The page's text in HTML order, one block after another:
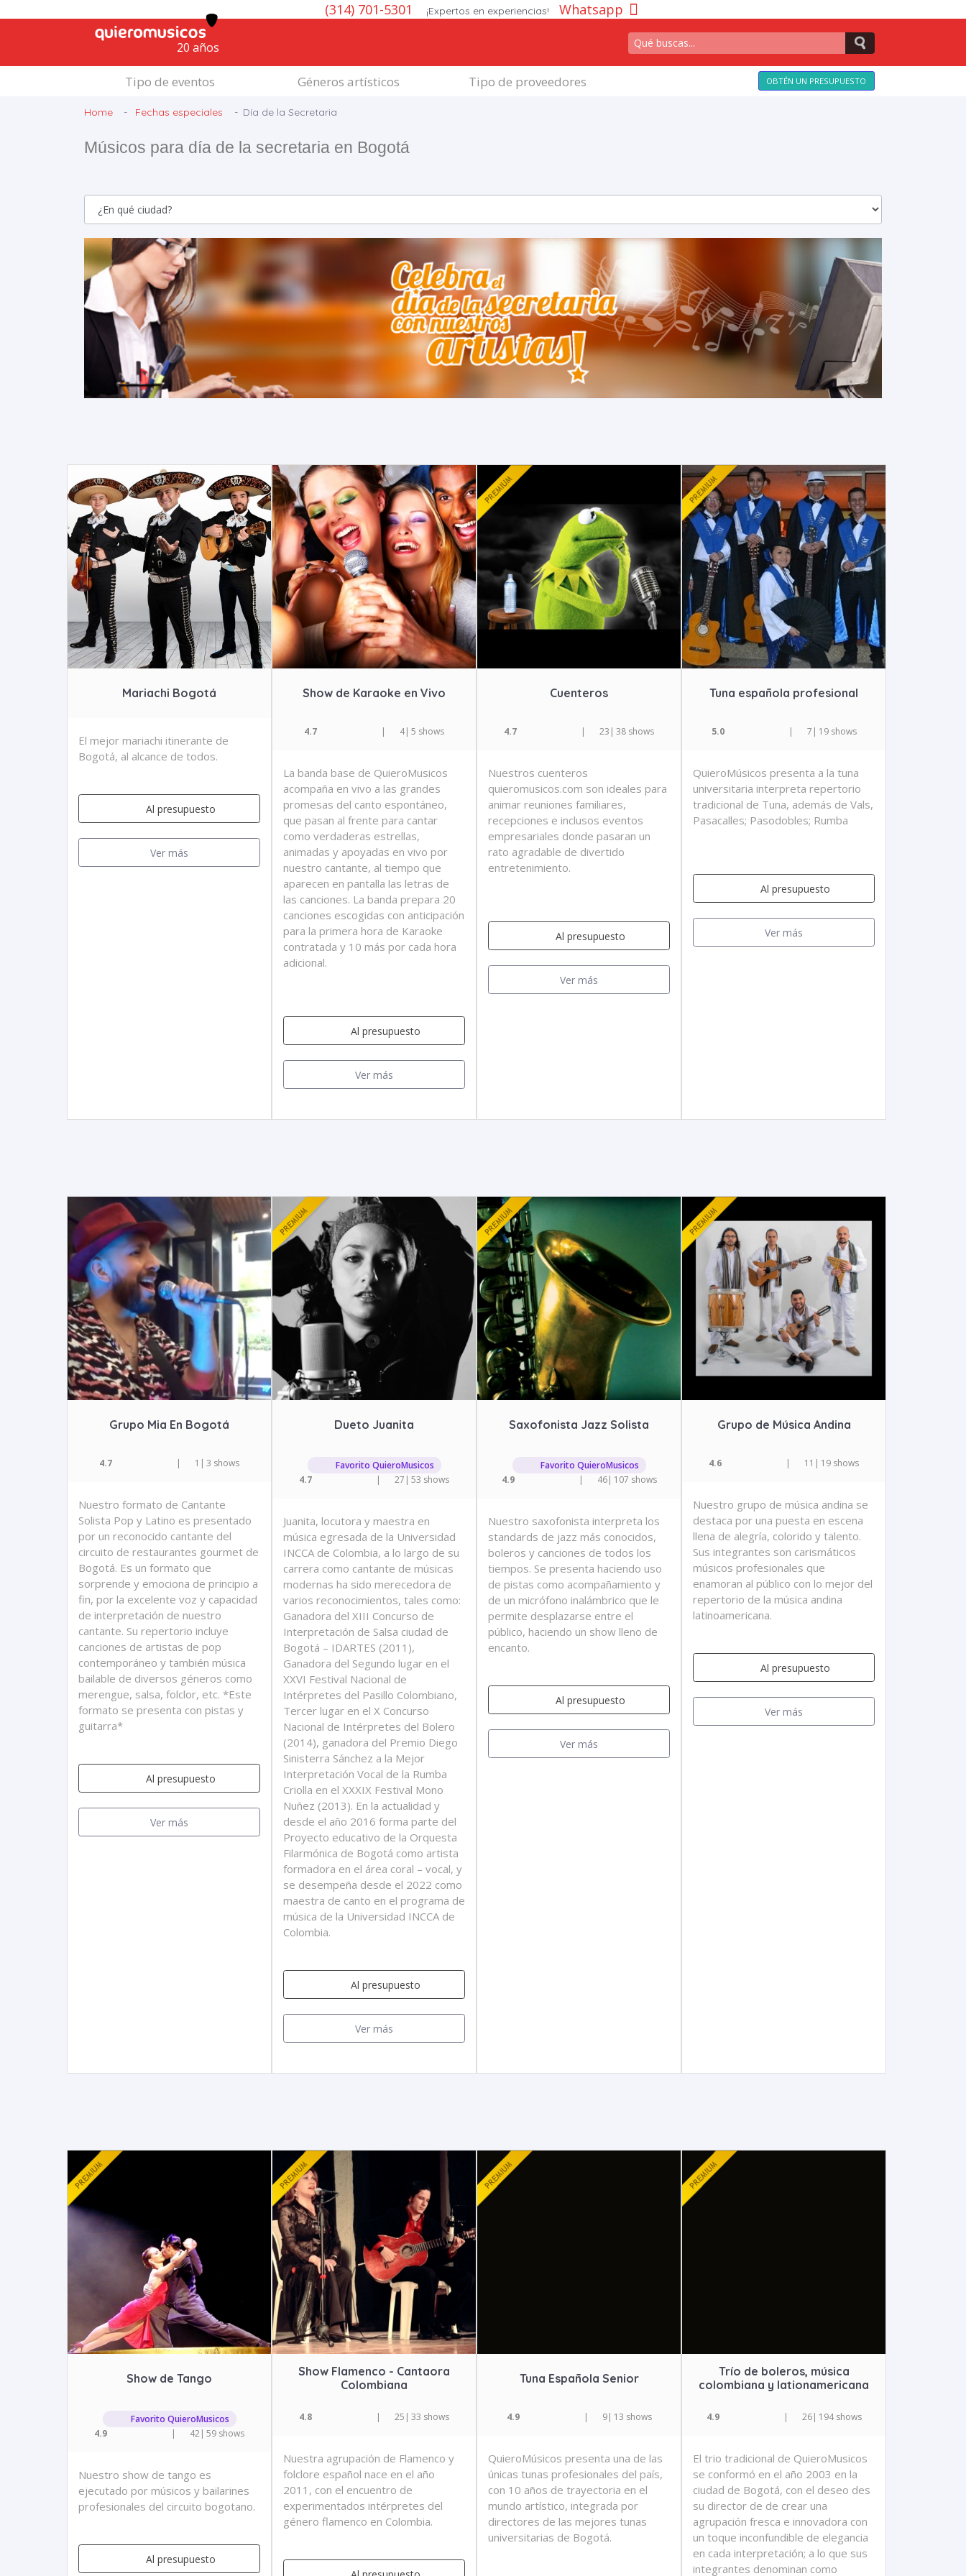
(314) 701-5301 ¡Expertos en experiencias! Whatsapp
20 años
Tipo de eventos Géneros artísticos Tipo de proveedores OBTÉN UN PRESUPUESTO
Home Fechas especiales Día de la Secretaria
Músicos para día de la secretaria en Bogotá
Mariachi Bogotá
El mejor mariachi itinerante de
Bogotá, al alcance de todos.
Al presupuesto
Ver más
Show de Karaoke en Vivo
4.7 | 4| 5 shows
La banda base de QuieroMusicos
acompaña en vivo a las grandes
promesas del canto espontáneo,
que pasan al frente para cantar
como verdaderas estrellas,
animadas y apoyadas en vivo por
nuestro cantante, al tiempo que
aparecen en pantalla las letras de
las canciones. La banda prepara 20
canciones escogidas con anticipación
para la primera hora de Karaoke
contratada y 10 más por cada hora
adicional.
Al presupuesto
Ver más
Cuenteros
4.7 | 23 | 38 shows
Nuestros cuenteros
quieromusicos.com son ideales para
animar reuniones familiares,
recepciones e inclusos eventos
empresariales donde pasaran un
rato agradable de divertido
entretenimiento.
Al presupuesto
Ver más
Tuna española profesional
5.0 | 7 | 19 shows
QuieroMúsicos presenta a la tuna
universitaria interpreta repertorio
tradicional de Tuna, además de Vals,
Pasacalles; Pasodobles; Rumba
Al presupuesto
Ver más
Grupo Mia En Bogotá
4.7 | 1 | 3 shows
Nuestro formato de Cantante
Solista Pop y Latino es presentado
por un reconocido cantante del
circuito de restaurantes gourmet de
Bogotá. Es un formato que
sorprende y emociona de principio a
fin, por la excelente voz y capacidad
de interpretación de nuestro
cantante. Su repertorio incluye
canciones de artistas de pop
contemporáneo y también música
bailable de diversos géneros como
merengue, salsa, folclor, etc. *Este
formato se presenta con pistas y
guitarra*
Al presupuesto
Ver más
Dueto Juanita
Favorito QuieroMusicos
4.7
| 27 | 53 shows
Juanita, locutora y maestra en
música egresada de la Universidad
INCCA de Colombia, a lo largo de su
carrera como cantante de músicas
modernas ha sido merecedora de
varios reconocimientos, tales como:
Ganadora del XIII Concurso de
Interpretación de Salsa ciudad de
Bogotá – IDARTES (2011),
Ganadora del Segundo lugar en el
XXVI Festival Nacional de
Intérpretes del Pasillo Colombiano,
Tercer lugar en el X Concurso
Nacional de Intérpretes del Bolero
(2014), ganadora del Premio Diego
Sinisterra Sánchez a la Mejor
Interpretación Vocal de la Rumba
Criolla en el XXXIX Festival Mono
Nuñez (2013). En la actualidad y
desde el año 2016 forma parte del
Proyecto educativo de la Orquesta
Filarmónica de Bogotá como artista
formadora en el área coral – vocal, y
se desempeña desde el 2022 como
maestra de canto en el programa de
música de la Universidad INCCA de
Colombia.
Al presupuesto
Ver más
Saxofonista Jazz Solista
Favorito QuieroMusicos
4.9
| 46| 107 shows
Nuestro saxofonista interpreta los
standards de jazz más conocidos,
boleros y canciones de todos los
tiempos. Se presenta haciendo uso
de pistas como acompañamiento y
de un micrófono inalámbrico que le
permite desplazarse entre el
público, haciendo un show lleno de
encanto.
Al presupuesto
Ver más
Grupo de Música Andina
4.6 | 11 | 19 shows
Nuestro grupo de música andina se
destaca por una puesta en escena
llena de alegría, colorido y talento.
Sus integrantes son carismáticos
músicos profesionales que
enamoran al público con lo mejor del
repertorio de la música andina
latinoamericana.
Al presupuesto
Ver más
Show de Tango
Favorito QuieroMusicos
4.9
| 42| 59 shows
Nuestro show de tango es
ejecutado por músicos y bailarines
profesionales del circuito bogotano.
Al presupuesto
Show Flamenco - Cantaora
Colombiana
4.8 | 25 | 33 shows
Nuestra agrupación de Flamenco y
folclore español nace en el año
2011, con el encuentro de
experimentados intérpretes del
género flamenco en Colombia.
Tuna Española Senior
4.9 | 9| 13 shows
QuieroMúsicos presenta una de las
únicas tunas profesionales del país,
con 10 años de trayectoria en el
mundo artístico, integrada por
directores de las mejores tunas
universitarias de Bogotá.
Trío de boleros, música
colombiana y lationamericana
4.9 | 26| 194 shows
El trio tradicional de QuieroMusicos
se conformó en el año 2003 en la
ciudad de Bogotá, con el deseo des
su director de de crear una
agrupación fresca e innovadora con
un toque inconfundible de elegancia
en cada interpretación; a lo que sus
integrantes denominan como